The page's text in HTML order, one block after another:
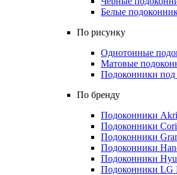
Белые
По рисунку
Однотонные
Матовые
Подоконники
По бренду
Подоконники
Подоконники
Подоконники
Подоконники
Подоконники
Подоконники LG